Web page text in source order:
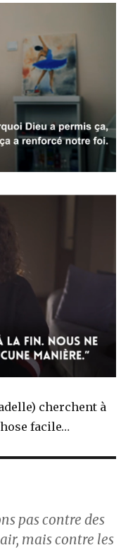
cherchent à
facile…
pas contre des
mais contre les